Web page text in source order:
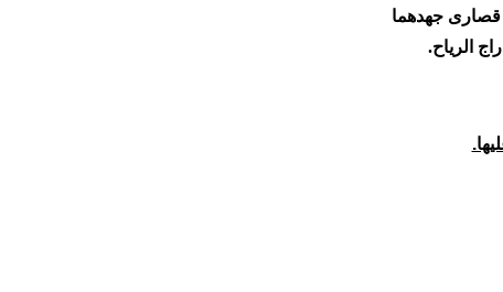
قصارى جهدهما
الرياح.